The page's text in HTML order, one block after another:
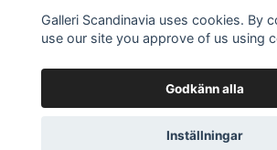
2026
Tis-Fre 11-18 ·
inbjudningar till vernissage, innan vi
offentligt.
Inga erbjudanden. Bara konst som faktiskt
Galleri Scandinavia uses cookies. By
use our site you approve of us using
Godkänn alla
Inställningar